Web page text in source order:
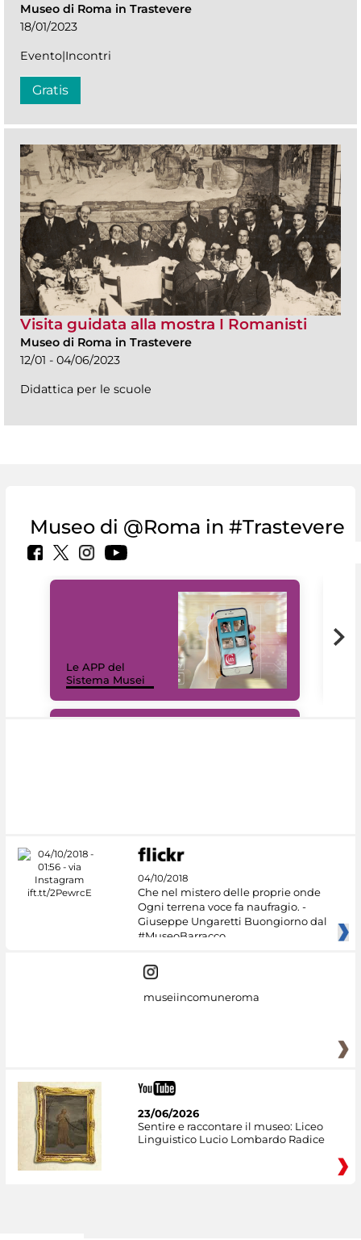
Museo di Roma in Trastevere
18/01/2023
Evento|Incontri
Gratis
Visita guidata alla mostra I Romanisti
Museo di Roma in Trastevere
12/01 - 04/06/2023
Didattica per le scuole
Museo di @Roma in #Trastevere
Le APP del
Sistema Musei
04/10/2018
Che nel mistero delle proprie onde
Ogni terrena voce fa naufragio. -
Giuseppe Ungaretti Buongiorno dal
#MuseoBarracco
museiincomuneroma
23/06/2026
Sentire e raccontare il museo: Liceo
Linguistico Lucio Lombardo Radice